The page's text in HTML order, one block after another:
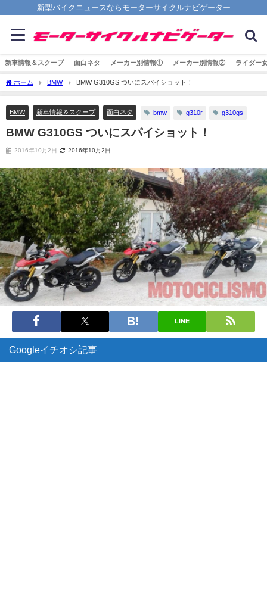
新型バイクニュースならモーターサイクルナビゲーター
新車情報＆スクープ 面白ネタ メーカー別情報① メーカー別情報② ライダー
ホーム BMW BMW G310GS ついにスパイショット！
BMW 新車情報＆スクープ 面白ネタ bmw g310r g310gs
BMW G310GS ついにスパイショット！
2016年10月2日 2016年10月2日
LINE
Googleイチオシ記事